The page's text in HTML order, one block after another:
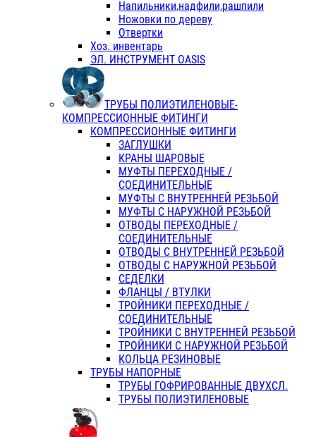
Напильники,надфили,рашпили
Ножовки по дереву
Отвертки
Хоз. инвентарь
ЭЛ. ИНСТРУМЕНТ OASIS
ТРУБЫ ПОЛИЭТИЛЕНОВЫЕ-
КОМПРЕССИОННЫЕ ФИТИНГИ
КОМПРЕССИОННЫЕ ФИТИНГИ
ЗАГЛУШКИ
КРАНЫ ШАРОВЫЕ
МУФТЫ ПЕРЕХОДНЫЕ /
СОЕДИНИТЕЛЬНЫЕ
МУФТЫ С ВНУТРЕННЕЙ РЕЗЬБОЙ
МУФТЫ С НАРУЖНОЙ РЕЗЬБОЙ
ОТВОДЫ ПЕРЕХОДНЫЕ /
СОЕДИНИТЕЛЬНЫЕ
ОТВОДЫ С ВНУТРЕННЕЙ РЕЗЬБОЙ
ОТВОДЫ С НАРУЖНОЙ РЕЗЬБОЙ
СЕДЕЛКИ
ФЛАНЦЫ / ВТУЛКИ
ТРОЙНИКИ ПЕРЕХОДНЫЕ /
СОЕДИНИТЕЛЬНЫЕ
ТРОЙНИКИ С ВНУТРЕННЕЙ РЕЗЬБОЙ
ТРОЙНИКИ С НАРУЖНОЙ РЕЗЬБОЙ
КОЛЬЦА РЕЗИНОВЫЕ
ТРУБЫ НАПОРНЫЕ
ТРУБЫ ГОФРИРОВАННЫЕ ДВУХСЛ.
ТРУБЫ ПОЛИЭТИЛЕНОВЫЕ